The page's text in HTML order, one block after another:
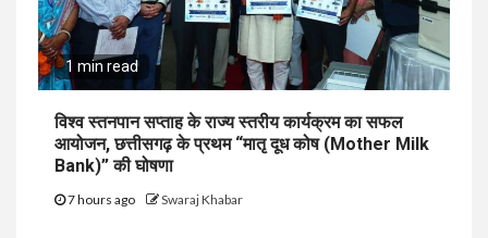
1 min read
विश्व स्तनपान सप्ताह के राज्य स्तरीय कार्यक्रम का सफल
आयोजन, छत्तीसगढ़ के प्रथम “मातृ दूध कोष (Mother Milk
Bank)” की घोषणा
7 hours ago Swaraj Khabar